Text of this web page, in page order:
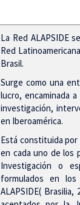
La Red ALAPSIDE
Red
Brasil.
Surge como una
lucro, encaminada
investigación,
en Iberoamérica.
Está constituida
en cada uno de los
Investigación o
formulados en
ALAPSIDE(